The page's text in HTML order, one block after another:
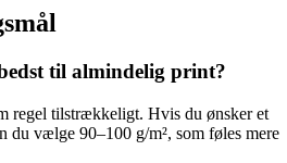
til almindelig print?
regel tilstrækkeligt. Hvis du ønsker et
du vælge 90–100 g/m², som føles mere